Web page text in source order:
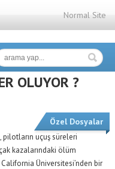
Normal Site
OLUYOR ?
Özel Dosyalar
pilotların uçuş süreleri
kazalarındaki ölüm
California Üniversitesi’nden bir